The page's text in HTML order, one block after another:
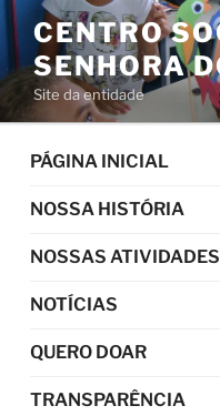
Pular
para
conteúdo
CENTRO
SENHORA
Site da entidade
PÁGINA INICIAL
NOSSA HISTÓRIA
NOSSAS ATIVIDADES
NOTÍCIAS
QUERO DOAR
TRANSPARÊNCIA